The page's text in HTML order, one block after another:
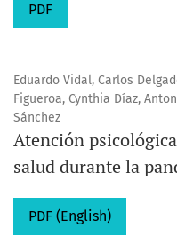
PDF
Eduardo Vidal, Carlos
Figueroa, Cynthia Díaz,
Sánchez
Atención
salud durante la
PDF (English)